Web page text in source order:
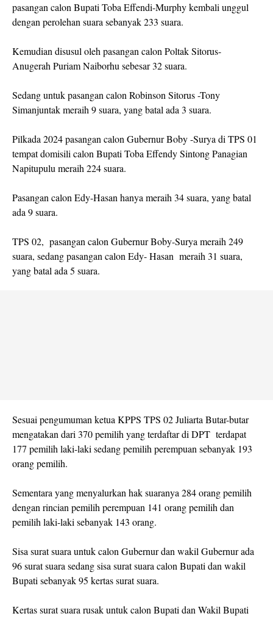
pasangan calon Bupati Toba Effendi-Murphy kembali unggul
dengan perolehan suara sebanyak 233 suara.
Kemudian disusul oleh pasangan calon Poltak Sitorus-
Anugerah Puriam Naiborhu sebesar 32 suara.
Sedang untuk pasangan calon Robinson Sitorus -Tony
Simanjuntak meraih 9 suara, yang batal ada 3 suara.
Pilkada 2024 pasangan calon Gubernur Boby -Surya di TPS 01
tempat domisili calon Bupati Toba Effendy Sintong Panagian
Napitupulu meraih 224 suara.
Pasangan calon Edy-Hasan hanya meraih 34 suara, yang batal
ada 9 suara.
TPS 02, pasangan calon Gubernur Boby-Surya meraih 249
suara, sedang pasangan calon Edy- Hasan meraih 31 suara,
yang batal ada 5 suara.
Sesuai pengumuman ketua KPPS TPS 02 Juliarta Butar-butar
mengatakan dari 370 pemilih yang terdaftar di DPT terdapat
177 pemilih laki-laki sedang pemilih perempuan sebanyak 193
orang pemilih.
Sementara yang menyalurkan hak suaranya 284 orang pemilih
dengan rincian pemilih perempuan 141 orang pemilih dan
pemilih laki-laki sebanyak 143 orang.
Sisa surat suara untuk calon Gubernur dan wakil Gubernur ada
96 surat suara sedang sisa surat suara calon Bupati dan wakil
Bupati sebanyak 95 kertas surat suara.
Kertas surat suara rusak untuk calon Bupati dan Wakil Bupati